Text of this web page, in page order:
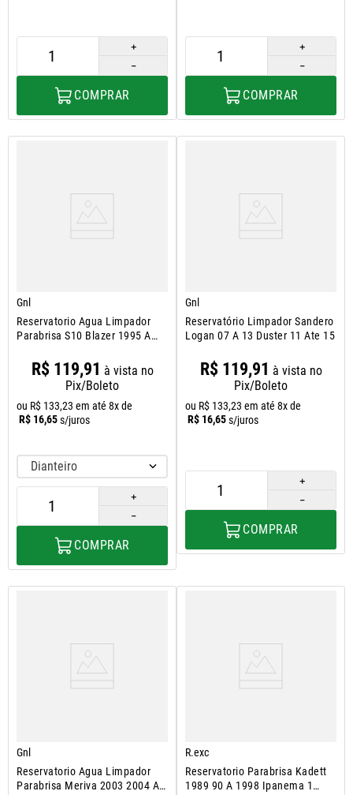
＋
－
COMPRAR
＋
－
COMPRAR
Gnl
Reservatorio Agua Limpador
Parabrisa S10 Blazer 1995 A
R$ 119,91 à vista no
Pix/Boleto
ou R$ 133,23 em até 8x de
R$ 16,65s/juros
Dianteiro
＋
－
COMPRAR
Gnl
Reservatório Limpador Sandero
Logan 07 A 13 Duster 11 Ate 15
R$ 119,91 à vista no
Pix/Boleto
ou R$ 133,23 em até 8x de
R$ 16,65s/juros
＋
－
COMPRAR
Gnl
Reservatorio Agua Limpador
Parabrisa Meriva 2003 2004 A
R.exc
Reservatorio Parabrisa Kadett
1989 90 A 1998 Ipanema 1